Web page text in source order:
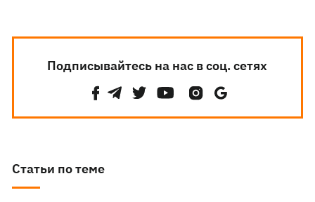
Подписывайтесь на нас в соц. сетях
Статьи по теме